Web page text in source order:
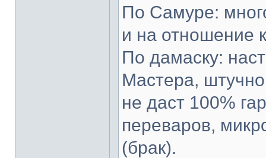
По Самуре:
и на отношение
По дамаску:
Мастера,
не даст 100%
переваров,
(брак).